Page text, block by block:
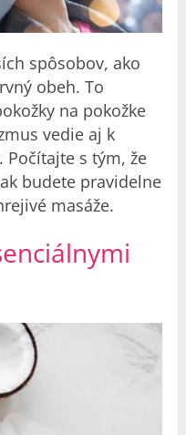
spôsobov, ako
obeh. To
na pokožke
vedie aj k
Počítajte s tým, že
budete pravidelne
masáže.